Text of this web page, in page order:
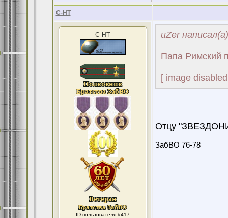
С-НТ
С-НТ
ID пользователя #417
uZer написал(а)
Папа Римский
[ image
Отцу
ЗабВО 76-78